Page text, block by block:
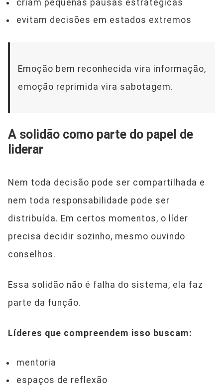
criam pequenas pausas estratégicas
evitam decisões em estados extremos
Emoção bem reconhecida vira informação,
emoção reprimida vira sabotagem.
A solidão como parte do papel de
liderar
Nem toda decisão pode ser compartilhada e
nem toda responsabilidade pode ser
distribuída. Em certos momentos, o líder
precisa decidir sozinho, mesmo ouvindo
conselhos.
Essa solidão não é falha do sistema, ela faz
parte da função.
Líderes que compreendem isso buscam:
mentoria
espaços de reflexão